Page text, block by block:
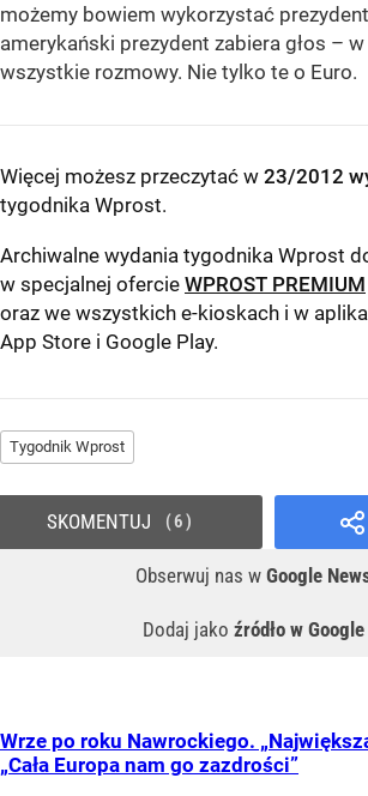
możemy bowiem wykorzystać
amerykański prezydent zabiera głos –
wszystkie rozmowy. Nie tylko te o Euro.
Więcej możesz przeczytać w 23/2012
tygodnika Wprost.
Archiwalne wydania tygodnika Wprost
w specjalnej ofercie WPROST PREMIUM
oraz we wszystkich e-kioskach i w
App Store i Google Play.
Tygodnik Wprost
Obserwuj nas w Google
Dodaj jako źródło w Google
SKOMENTUJ 6
Wrze po roku Nawrockiego.
„Cała Europa nam go zazdrości”